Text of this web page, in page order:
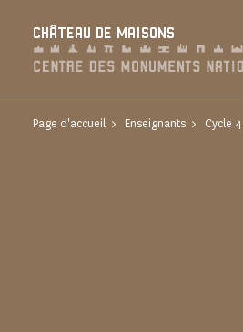
CHÂTEAU DE MAISONS
Page d'accueil Enseignants Cycle 4